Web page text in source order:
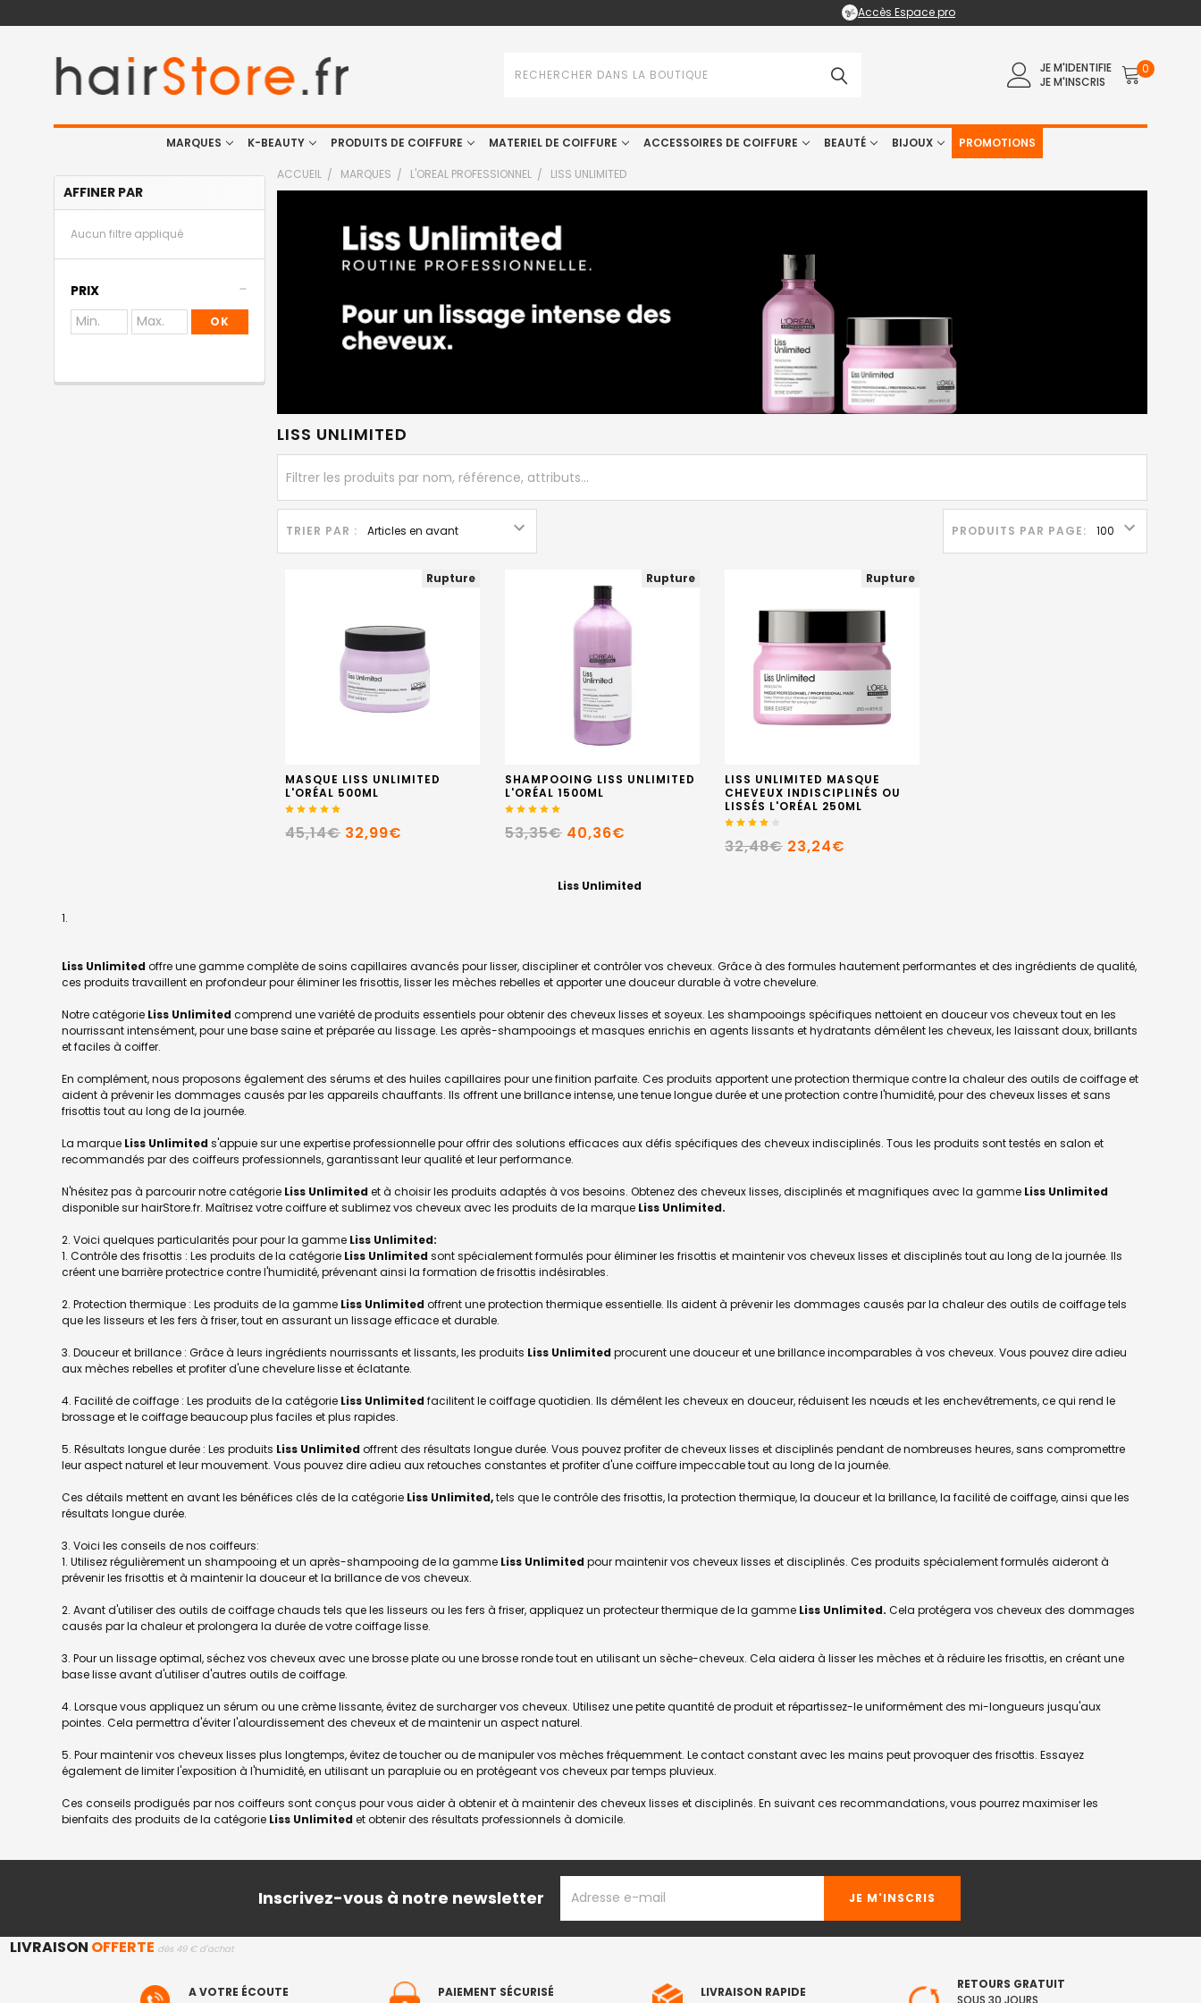
Accès Espace pro
JE M'IDENTIFIE
JE M'INSCRIS
0
MARQUES K-BEAUTY PRODUITS DE COIFFURE MATERIEL DE COIFFURE ACCESSOIRES DE COIFFURE BEAUTÉ BIJOUX PROMOTIONS
AFFINER PAR
Aucun filtre appliqué
PRIX
OK
ACCUEIL MARQUES L'OREAL PROFESSIONNEL LISS UNLIMITED
LISS UNLIMITED
TRIER PAR : PRODUITS PAR PAGE:
Rupture
MASQUE LISS UNLIMITED
L'ORÉAL 500ML
45,14€ 32,99€
Rupture
SHAMPOOING LISS UNLIMITED
L'ORÉAL 1500ML
53,35€ 40,36€
Rupture
LISS UNLIMITED MASQUE
CHEVEUX INDISCIPLINÉS OU
LISSÉS L'ORÉAL 250ML
32,48€ 23,24€
Liss Unlimited
Liss Unlimited offre une gamme complète de soins capillaires avancés pour lisser, discipliner et contrôler vos cheveux. Grâce à des formules hautement performantes et des ingrédients de qualité,
ces produits travaillent en profondeur pour éliminer les frisottis, lisser les mèches rebelles et apporter une douceur durable à votre chevelure.
Notre catégorie Liss Unlimited comprend une variété de produits essentiels pour obtenir des cheveux lisses et soyeux. Les shampooings spécifiques nettoient en douceur vos cheveux tout en les
nourrissant intensément, pour une base saine et préparée au lissage. Les après-shampooings et masques enrichis en agents lissants et hydratants démêlent les cheveux, les laissant doux, brillants
et faciles à coiffer.
En complément, nous proposons également des sérums et des huiles capillaires pour une finition parfaite. Ces produits apportent une protection thermique contre la chaleur des outils de coiffage et
aident à prévenir les dommages causés par les appareils chauffants. Ils offrent une brillance intense, une tenue longue durée et une protection contre l'humidité, pour des cheveux lisses et sans
frisottis tout au long de la journée.
La marque Liss Unlimited s'appuie sur une expertise professionnelle pour offrir des solutions efficaces aux défis spécifiques des cheveux indisciplinés. Tous les produits sont testés en salon et
recommandés par des coiffeurs professionnels, garantissant leur qualité et leur performance.
N'hésitez pas à parcourir notre catégorie Liss Unlimited et à choisir les produits adaptés à vos besoins. Obtenez des cheveux lisses, disciplinés et magnifiques avec la gamme Liss Unlimited
disponible sur hairStore.fr. Maîtrisez votre coiffure et sublimez vos cheveux avec les produits de la marque Liss Unlimited.
Voici quelques particularités pour pour la gamme Liss Unlimited:
1. Contrôle des frisottis : Les produits de la catégorie Liss Unlimited sont spécialement formulés pour éliminer les frisottis et maintenir vos cheveux lisses et disciplinés tout au long de la journée. Ils
créent une barrière protectrice contre l'humidité, prévenant ainsi la formation de frisottis indésirables.
2. Protection thermique : Les produits de la gamme Liss Unlimited offrent une protection thermique essentielle. Ils aident à prévenir les dommages causés par la chaleur des outils de coiffage tels
que les lisseurs et les fers à friser, tout en assurant un lissage efficace et durable.
3. Douceur et brillance : Grâce à leurs ingrédients nourrissants et lissants, les produits Liss Unlimited procurent une douceur et une brillance incomparables à vos cheveux. Vous pouvez dire adieu
aux mèches rebelles et profiter d'une chevelure lisse et éclatante.
4. Facilité de coiffage : Les produits de la catégorie Liss Unlimited facilitent le coiffage quotidien. Ils démêlent les cheveux en douceur, réduisent les nœuds et les enchevêtrements, ce qui rend le
brossage et le coiffage beaucoup plus faciles et plus rapides.
5. Résultats longue durée : Les produits Liss Unlimited offrent des résultats longue durée. Vous pouvez profiter de cheveux lisses et disciplinés pendant de nombreuses heures, sans compromettre
leur aspect naturel et leur mouvement. Vous pouvez dire adieu aux retouches constantes et profiter d'une coiffure impeccable tout au long de la journée.
Ces détails mettent en avant les bénéfices clés de la catégorie Liss Unlimited,tels que le contrôle des frisottis, la protection thermique, la douceur et la brillance, la facilité de coiffage, ainsi que les
résultats longue durée.
Voici les conseils de nos coiffeurs:
1. Utilisez régulièrement un shampooing et un après-shampooing de la gamme Liss Unlimited pour maintenir vos cheveux lisses et disciplinés. Ces produits spécialement formulés aideront à
prévenir les frisottis et à maintenir la douceur et la brillance de vos cheveux.
2. Avant d'utiliser des outils de coiffage chauds tels que les lisseurs ou les fers à friser, appliquez un protecteur thermique de la gamme Liss Unlimited. Cela protégera vos cheveux des dommages
causés par la chaleur et prolongera la durée de votre coiffage lisse.
3. Pour un lissage optimal, séchez vos cheveux avec une brosse plate ou une brosse ronde tout en utilisant un sèche-cheveux. Cela aidera à lisser les mèches et à réduire les frisottis, en créant une
base lisse avant d'utiliser d'autres outils de coiffage.
4. Lorsque vous appliquez un sérum ou une crème lissante, évitez de surcharger vos cheveux. Utilisez une petite quantité de produit et répartissez-le uniformément des mi-longueurs jusqu'aux
pointes. Cela permettra d'éviter l'alourdissement des cheveux et de maintenir un aspect naturel.
5. Pour maintenir vos cheveux lisses plus longtemps, évitez de toucher ou de manipuler vos mèches fréquemment. Le contact constant avec les mains peut provoquer des frisottis. Essayez
également de limiter l'exposition à l'humidité, en utilisant un parapluie ou en protégeant vos cheveux par temps pluvieux.
Ces conseils prodigués par nos coiffeurs sont conçus pour vous aider à obtenir et à maintenir des cheveux lisses et disciplinés. En suivant ces recommandations, vous pourrez maximiser les
bienfaits des produits de la catégorie Liss Unlimited et obtenir des résultats professionnels à domicile.
Inscrivez-vous à notre newsletter
EMAIL
LIVRAISON OFFERTE dès 49 € d'achat
A VOTRE ÉCOUTE
PAIEMENT SÉCURISÉ
LIVRAISON RAPIDE
RETOURS GRATUIT
SOUS 30 JOURS